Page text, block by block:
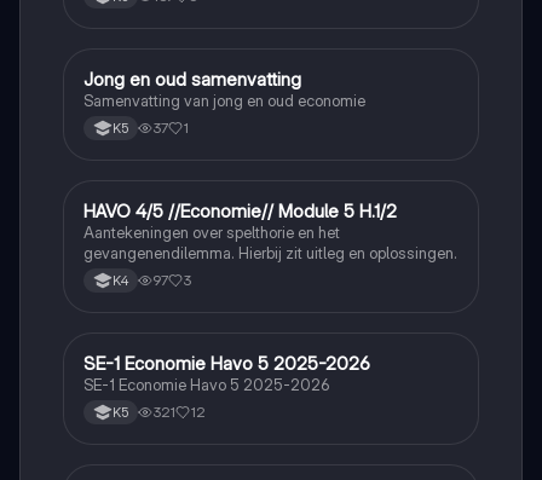
Economie
Jong en oud samenvatting
Samenvatting van jong en oud economie
K5 37 1
Economie
HAVO 4/5 //Economie// Module 5 H.1/2
Aantekeningen over spelthorie en het
gevangenendilemma. Hierbij zit uitleg en oplossingen.
K4 97 3
Economie
SE-1 Economie Havo 5 2025-2026
SE-1 Economie Havo 5 2025-2026
K5 321 12